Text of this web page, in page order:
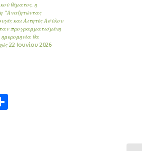
θέματος, η
“Αναζητώντας
και Αιτητές Ασύλου
προγραμματισμένη
θα
22 Ιουνίου 2026
Μοιραστείτε